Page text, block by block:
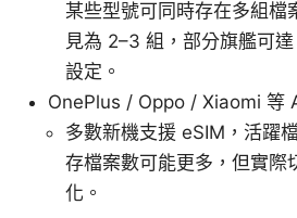
某些型號可同時存在多組檔
見為 2–3 組，部分旗艦可
設定。
OnePlus / Oppo / Xiaomi 等
多數新機支援 eSIM，活躍
存檔案數可能更多，但實際
化。